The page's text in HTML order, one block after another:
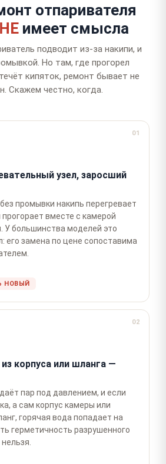
отпаривателя
НЕ имеет смысла
подводит из-за накипи, и
Но там, где прогорел
кипяток, ремонт бывает не
Скажем честно, когда.
01
узел, заросший
промывки накипь перегревает
прогорает вместе с камерой
У большинства моделей это
его замена по цене сопоставима
НОВЫЙ
02
корпуса или шланга —
пар под давлением, и если
а сам корпус камеры или
горячая вода попадает на
герметичность разрушенного